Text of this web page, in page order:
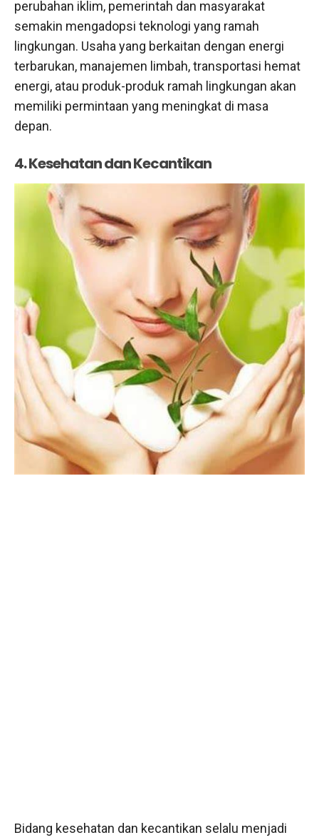
perubahan iklim, pemerintah dan masyarakat
semakin mengadopsi teknologi yang ramah
lingkungan. Usaha yang berkaitan dengan energi
terbarukan, manajemen limbah, transportasi hemat
energi, atau produk-produk ramah lingkungan akan
memiliki permintaan yang meningkat di masa
depan.
4. Kesehatan dan Kecantikan
Bidang kesehatan dan kecantikan selalu menjadi